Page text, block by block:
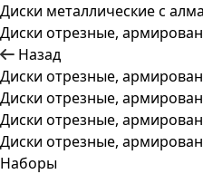
Диски металлические с
Диски отрезные,
Назад
Диски отрезные,
Диски отрезные,
Диски отрезные,
Диски отрезные,
Наборы